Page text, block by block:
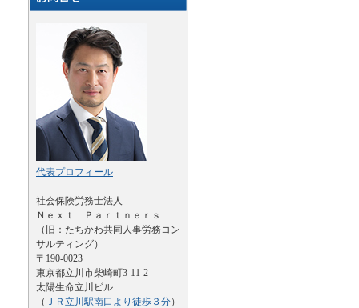
代表プロフィール
社会保険労務士法人
Ｎｅｘｔ Ｐａｒｔｎｅｒｓ
（旧：たちかわ共同人事労務コン
サルティング）
〒190-0023
東京都立川市柴崎町3-11-2
太陽生命立川ビル
（ ＪＲ立川駅南口より徒歩３分）